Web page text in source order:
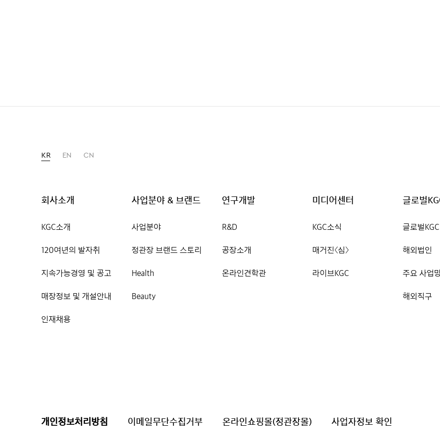
KR EN CN
회사소개
KGC소개
120여년의 발자취
지속가능경영 및 공고
매장정보 및 개설안내
인재채용
사업분야 & 브랜드
사업분야
정관장 브랜드 스토리
Health
Beauty
연구개발
R&D
공장소개
온라인견학관
미디어센터
KGC소식
매거진〈심〉
라이브KGC
글로벌
글로벌
해외법인
주요 사업
해외직구
개인정보처리방침 이메일무단수집거부 온라인쇼핑몰(정관장몰) 사업자정보 확인